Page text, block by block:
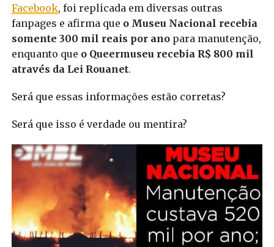
Facebook, foi replicada em diversas outras
fanpages e afirma que o Museu Nacional recebia
somente 300 mil reais por anopara manutenção,
enquanto que o Queermuseu recebia R$ 800 mil
através da Lei Rouanet.
Será que essas informações estão corretas?
Será que isso é verdade ou mentira?